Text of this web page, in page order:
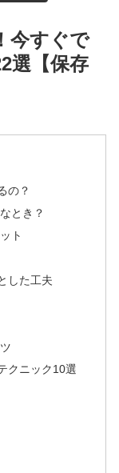
今すぐで
選【保存
の？
とき？
ト
した工夫
クニック10選